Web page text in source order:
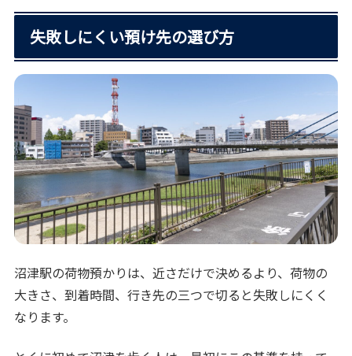
失敗しにくい預け先の選び方
沼津駅の荷物預かりは、近さだけで決めるより、荷物の
大きさ、到着時間、行き先の三つで切ると失敗しにくく
なります。